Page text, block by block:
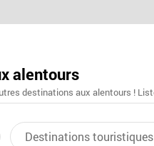
alentours
destinations aux alentours !
Destinations touristiques